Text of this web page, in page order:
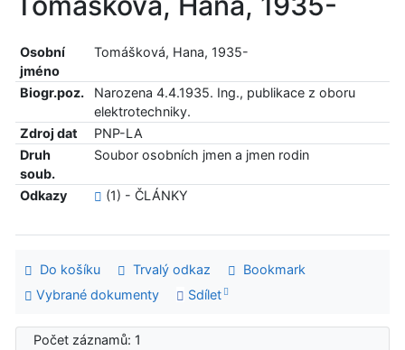
Osobní
jméno
Tomášková, Hana, 1935-
Biogr.poz.
Narozena 4.4.1935. Ing., publikace z oboru
elektrotechniky.
Zdroj dat
PNP-LA
Druh
soub.
Soubor osobních jmen a jmen rodin
Odkazy (1) - ČLÁNKY
Do košíku Trvalý odkaz
Bookmark
Vybrané dokumenty
Sdílet
Počet záznamů: 1